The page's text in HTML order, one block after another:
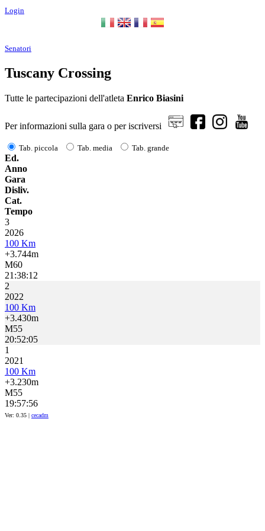
Login
Senatori
Tuscany Crossing
Tutte le partecipazioni dell'atleta Enrico Biasini
Per informazioni sulla gara o per iscriversi
Tab. piccola Tab. media Tab. grande
Ed.
Anno
Gara
Disliv.
Cat.
Tempo
3
2026
100 Km
+3.744m
M60
21:38:12
2
2022
100 Km
+3.430m
M55
20:52:05
1
2021
100 Km
+3.230m
M55
19:57:56
Ver: 0.35 | cecadm